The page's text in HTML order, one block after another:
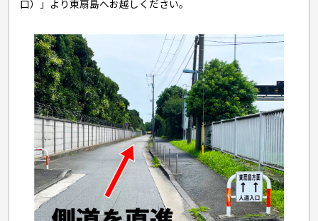
口）」より東扇島へお越しください。